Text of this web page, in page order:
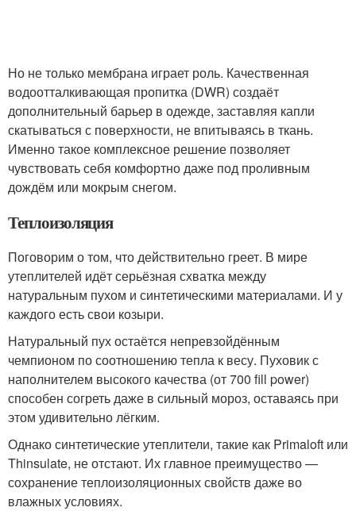
Но не только мембрана играет роль. Качественная
водоотталкивающая пропитка (DWR) создаёт
дополнительный барьер в одежде, заставляя капли
скатываться с поверхности, не впитываясь в ткань.
Именно такое комплексное решение позволяет
чувствовать себя комфортно даже под проливным
дождём или мокрым снегом.
Теплоизоляция
Поговорим о том, что действительно греет. В мире
утеплителей идёт серьёзная схватка между
натуральным пухом и синтетическими материалами. И у
каждого есть свои козыри.
Натуральный пух остаётся непревзойдённым
чемпионом по соотношению тепла к весу. Пуховик с
наполнителем высокого качества (от 700 fill power)
способен согреть даже в сильный мороз, оставаясь при
этом удивительно лёгким.
Однако синтетические утеплители, такие как Primaloft или
Thinsulate, не отстают. Их главное преимущество —
сохранение теплоизоляционных свойств даже во
влажных условиях.